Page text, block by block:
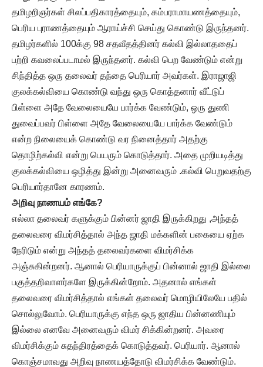
தமிழறிஞர்கள் சிலப்பதிகாரத்தையும், கம்பராமாயணத்தையும்,
பெரிய புராணத்தையும் ஆராய்ச்சி செய்து கொண்டு இருந்தனர்.
தமிழர்களில் 100க்கு 98 சதவீதத்தினர் கல்வி இல்லாததைப்
பற்றி கவலைப்படாமல் இருந்தனர். கல்வி பெற வேண்டும் என்று
சிந்தித்த ஒரு தலைவர் தந்தை பெரியார் அவர்கள். இராஜாஜி
குலக்கல்வியை கொண்டு வந்து ஒரு கொத்தனார் வீட்டுப்
பிள்ளை அதே வேலையையே பார்க்க வேண்டும், ஒரு துணி
துவைப்பவர் பிள்ளை அதே வேலையையே பார்க்க வேண்டும்
என்ற நிலையைக் கொண்டு வர நினைத்தார் அதற்கு
தொழிற்கல்வி என்று பெயரும் கொடுத்தார். அதை முறியடித்து
குலக்கல்வியை ஒழித்து இன்று அனைவரும் .கல்வி பெறுவதற்கு
பெரியார்தானே காரணம்.
அறிவு நாணயம் எங்கே?
எல்லா தலைவர் களுக்கும் பின்னர் ஜாதி இருக்கிறது ,அந்தத்
தலைவரை விமர்சித்தால் அந்த ஜாதி மக்களின் பகையை ஏற்க
நேரிடும் என்று அந்தத் தலைவர்களை விமர்சிக்க
அஞ்சுகின்றனர். ஆனால் பெரியாருக்குப் பின்னால் ஜாதி இல்லை
பகுத்தறிவாளர்களே இருக்கின்றோம். அதனால் எங்கள்
தலைவரை விமர்சித்தால் எங்கள் தலைவர் மொழியிலேயே பதில்
சொல்லுவோம். பெரியாருக்கு எந்த ஒரு ஜாதிய பின்னணியும்
இல்லை எனவே அனைவரும் விமர் சிக்கின்றனர். அவரை
விமர்சிக்கும் சுதந்திரத்தைக் கொடுத்தவர். பெரியார். ஆனால்
கொஞ்சமாவது அறிவு நாணயத்தோடு விமர்சிக்க வேண்டும்.